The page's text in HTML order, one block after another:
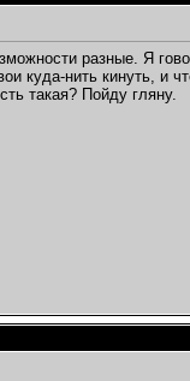
разные. Я
куда-нить кинуть, и
такая? Пойду гляну.